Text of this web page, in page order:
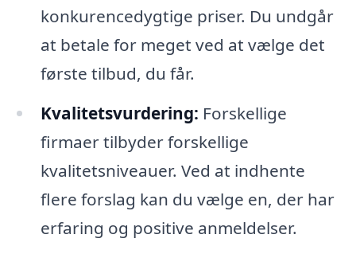
konkurencedygtige priser. Du undgår
at betale for meget ved at vælge det
første tilbud, du får.
Kvalitetsvurdering: Forskellige
firmaer tilbyder forskellige
kvalitetsniveauer. Ved at indhente
flere forslag kan du vælge en, der har
erfaring og positive anmeldelser.